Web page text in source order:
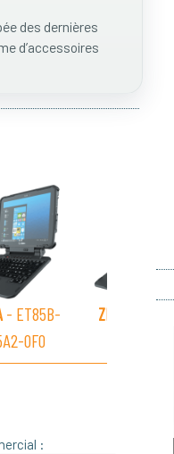
des dernières
d’accessoires
- ET85B-
0F0
ZEBRA
: